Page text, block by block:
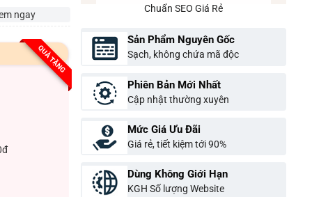
ngay
QUÀ TẶNG
Chuẩn SEO Giá Rẻ
Sản Phẩm Nguyên Gốc
Sạch, không chứa mã độc
Phiên Bản Mới Nhất
Cập nhật thường xuyên
Mức Giá Ưu Đãi
Giá rẻ, tiết kiệm tới 90%
Dùng Không Giới Hạn
KGH Số lượng Website